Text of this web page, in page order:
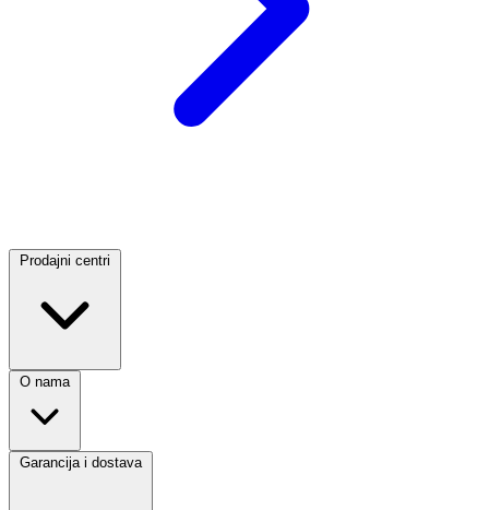
Prodajni centri
O nama
Garancija i dostava